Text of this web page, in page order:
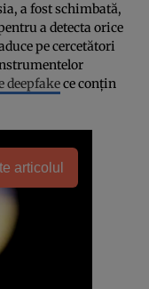
a fost schimbată,
a detecta orice
pe cercetători
deepfakece conțin
articolul